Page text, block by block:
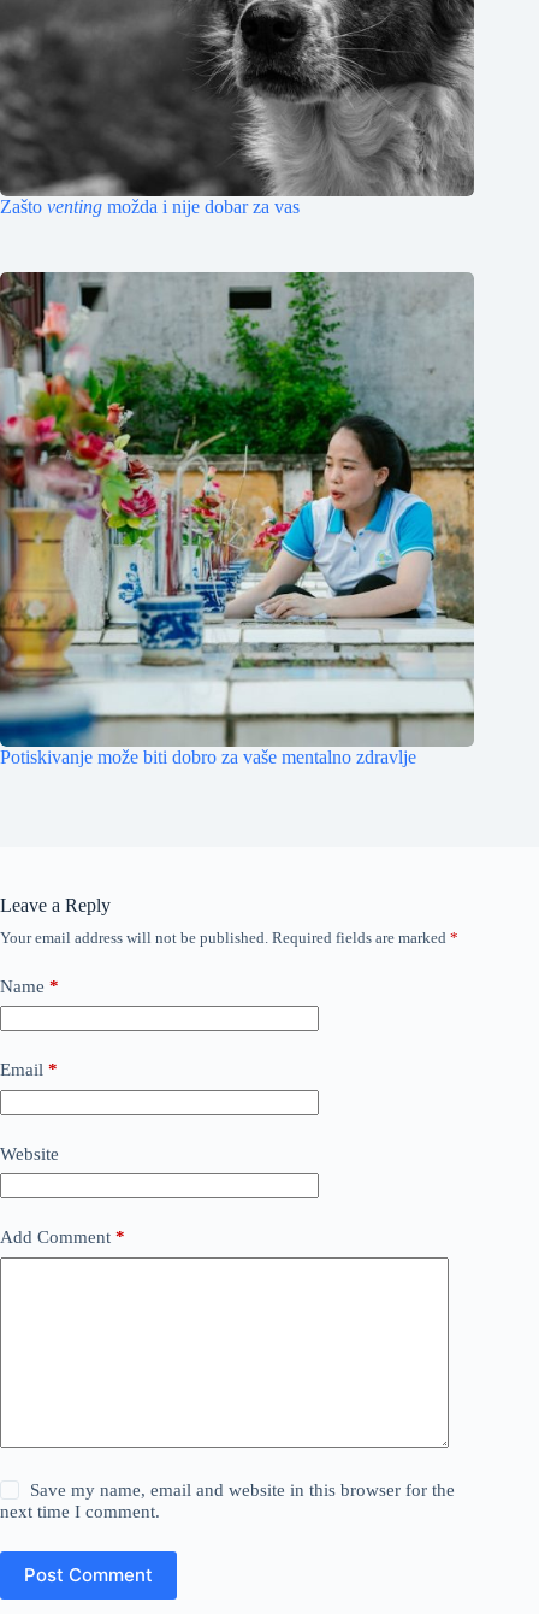
Zašto venting možda i nije dobar za vas
Potiskivanje može biti dobro za vaše mentalno zdravlje
Leave a Reply
Your email address will not be published. Required fields are marked *
Name *
Email *
Website
Add Comment *
Save my name, email and website in this browser for the
next time I comment.
Post Comment